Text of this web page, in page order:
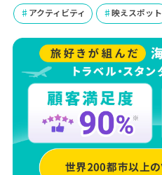
アクティビティ 映えスポット